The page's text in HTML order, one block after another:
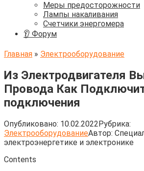
Меры предосторожности
Лампы накаливания
Счетчики энергомера
👂 Форум
Главная » Электрооборудование
Из Электродвигателя
Провода Как
подключения
Опубликовано: 10.02.2022Рубрика:
ЭлектрооборудованиеАвтор:
электроэнергетике и электронике
Contents